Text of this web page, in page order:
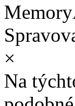
×
Na